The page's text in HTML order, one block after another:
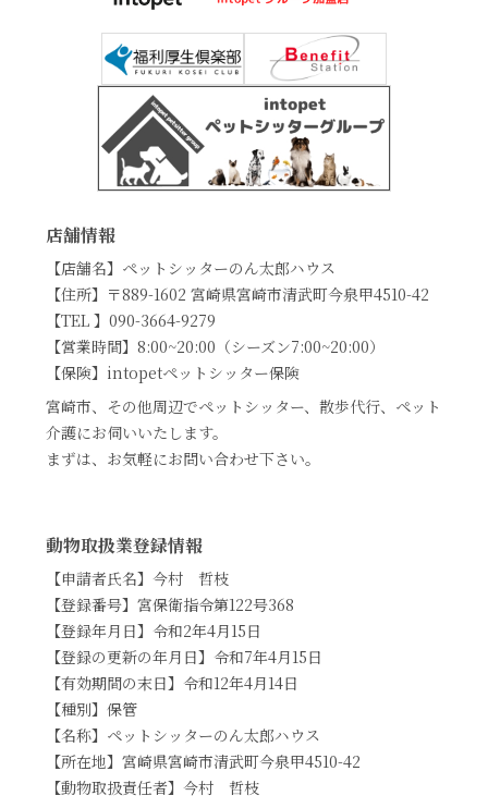
店舗情報
【店舗名】ペットシッターのん太郎ハウス
【住所】〒889-1602 宮崎県宮崎市清武町今泉甲4510-42
【TEL 】090-3664-9279
【営業時間】8:00~20:00（シーズン7:00~20:00）
【保険】intopetペットシッター保険
宮崎市、その他周辺でペットシッター、散歩代行、ペット
介護にお伺いいたします。
まずは、お気軽にお問い合わせ下さい。
動物取扱業登録情報
【申請者氏名】今村 哲枝
【登録番号】宮保衛指令第122号368
【登録年月日】令和2年4月15日
【登録の更新の年月日】令和7年4月15日
【有効期間の末日】令和12年4月14日
【種別】保管
【名称】ペットシッターのん太郎ハウス
【所在地】宮崎県宮崎市清武町今泉甲4510-42
【動物取扱責任者】今村 哲枝